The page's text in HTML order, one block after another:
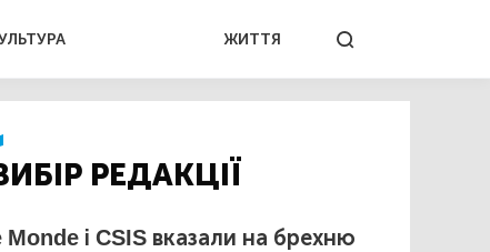
ЖИТТЯ
РЕДАКЦІЇ
Monde і CSIS вказали на брехню